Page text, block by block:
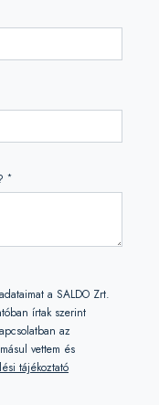
*
a SALDO Zrt.
írtak szerint
az
vettem és
tájékoztató